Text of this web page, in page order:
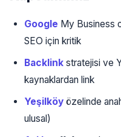
Google My Business
SEO için kritik
Backlink stratejisi ve
kaynaklardan link
Yeşilköy özelinde
ulusal)